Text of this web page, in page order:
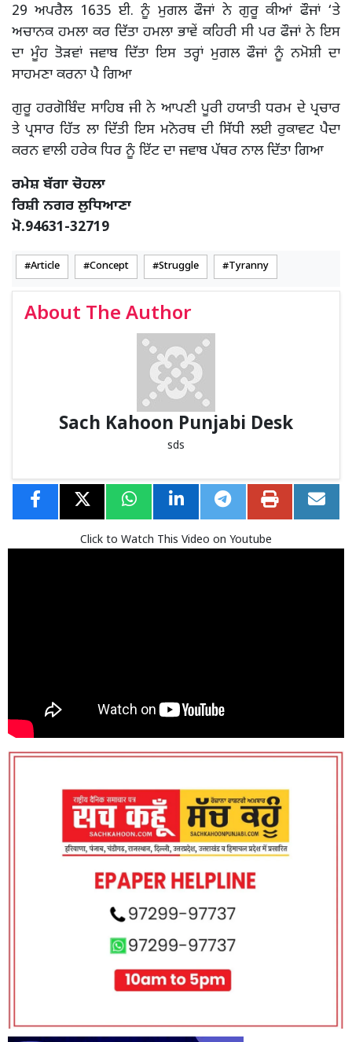
29 ਅਪਰੈਲ 1635 ਈ. ਨੂੰ ਮੁਗਲ ਫੌਜਾਂ ਨੇ ਗੁਰੂ ਕੀਆਂ ਫੌਜਾਂ ‘ਤੇ
ਅਚਾਨਕ ਹਮਲਾ ਕਰ ਦਿੱਤਾ ਹਮਲਾ ਭਾਵੇਂ ਕਹਿਰੀ ਸੀ ਪਰ ਫੌਜਾਂ ਨੇ ਇਸ
ਦਾ ਮੂੰਹ ਤੋੜਵਾਂ ਜਵਾਬ ਦਿੱਤਾ ਇਸ ਤਰ੍ਹਾਂ ਮੁਗਲ ਫੌਜਾਂ ਨੂੰ ਨਮੋਸ਼ੀ ਦਾ
ਸਾਹਮਣਾ ਕਰਨਾ ਪੈ ਗਿਆ
ਗੁਰੂ ਹਰਗੋਬਿੰਦ ਸਾਹਿਬ ਜੀ ਨੇ ਆਪਣੀ ਪੂਰੀ ਹਯਾਤੀ ਧਰਮ ਦੇ ਪ੍ਰਚਾਰ
ਤੇ ਪ੍ਰਸਾਰ ਹਿੱਤ ਲਾ ਦਿੱਤੀ ਇਸ ਮਨੋਰਥ ਦੀ ਸਿੱਧੀ ਲਈ ਰੁਕਾਵਟ ਪੈਦਾ
ਕਰਨ ਵਾਲੀ ਹਰੇਕ ਧਿਰ ਨੂੰ ਇੱਟ ਦਾ ਜਵਾਬ ਪੱਥਰ ਨਾਲ ਦਿੱਤਾ ਗਿਆ
ਰਮੇਸ਼ ਬੱਗਾ ਚੋਹਲਾ
ਰਿਸ਼ੀ ਨਗਰ ਲੁਧਿਆਣਾ
ਮੋ.94631-32719
Article Concept Struggle Tyranny
About The Author
Sach Kahoon Punjabi Desk
sds
Click to Watch This Video on Youtube